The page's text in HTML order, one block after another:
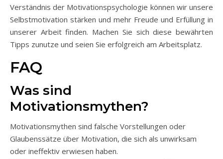
Verständnis der Motivationspsychologie können wir unsere
Selbstmotivation stärken und mehr Freude und Erfüllung in
unserer Arbeit finden. Machen Sie sich diese bewährten
Tipps zunutze und seien Sie erfolgreich am Arbeitsplatz.
FAQ
Was sind
Motivationsmythen?
Motivationsmythen sind falsche Vorstellungen oder
Glaubenssätze über Motivation, die sich als unwirksam
oder ineffektiv erwiesen haben.